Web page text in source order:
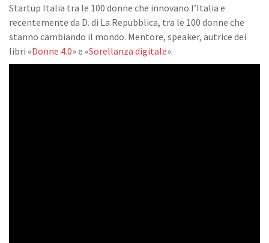
Startup Italia tra le 100 donne che innovano l’Italia e
recentemente da D. di La Repubblica, tra le 100 donne che
stanno cambiando il mondo. Mentore, speaker, autrice dei
libri «Donne 4.0» e «Sorellanza digitale».